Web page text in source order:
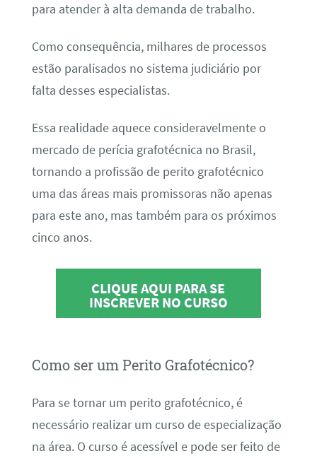
para atender à alta demanda de trabalho.
Como consequência, milhares de processos
estão paralisados no sistema judiciário por
falta desses especialistas.
Essa realidade aquece consideravelmente o
mercado de perícia grafotécnica no Brasil,
tornando a profissão de perito grafotécnico
uma das áreas mais promissoras não apenas
para este ano, mas também para os próximos
cinco anos.
CLIQUE AQUI PARA SE
INSCREVER NO CURSO
Como ser um Perito Grafotécnico?
Para se tornar um perito grafotécnico, é
necessário realizar um curso de especialização
na área. O curso é acessível e pode ser feito de